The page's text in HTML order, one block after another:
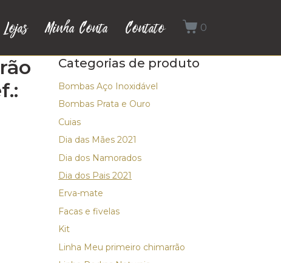
Lojas Minha Conta Contato 0
Categorias de produto
Bombas Aço Inoxidável
Bombas Prata e Ouro
Cuias
Dia das Mães 2021
Dia dos Namorados
Dia dos Pais 2021
Erva-mate
Facas e fivelas
Kit
Linha Meu primeiro chimarrão